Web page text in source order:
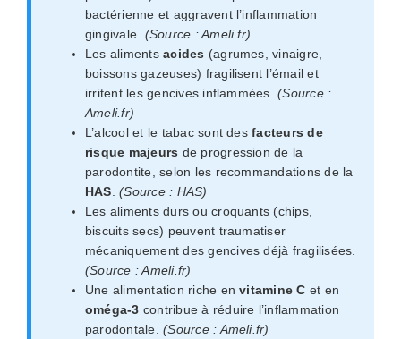
bactérienne et aggravent l’inflammation
gingivale. (Source : Ameli.fr)
Les alimentsacides (agrumes, vinaigre,
boissons gazeuses) fragilisent l’émail et
irritent les gencives inflammées.(Source :
Ameli.fr)
L’alcool et le tabac sont desfacteurs de
risque majeurs de progression de la
parodontite, selon les recommandations de la
HAS .(Source : HAS)
Les aliments durs ou croquants (chips,
biscuits secs) peuvent traumatiser
mécaniquement des gencives déjà fragilisées.
(Source : Ameli.fr)
Une alimentation riche envitamine C et en
oméga-3 contribue à réduire l’inflammation
parodontale.(Source : Ameli.fr)